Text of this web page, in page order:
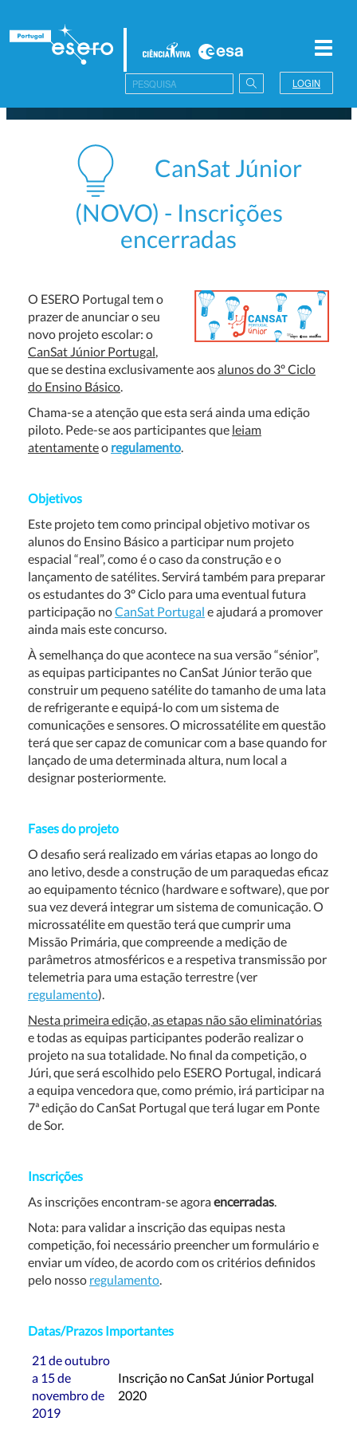
LOGIN
CanSat Júnior
(NOVO) - Inscrições
encerradas
O ESERO Portugal tem o
prazer de anunciar o seu
novo projeto escolar: o
CanSat Júnior Portugal,
que se destina exclusivamente aosalunos do 3º Ciclo
do Ensino Básico.
Chama-se a atenção que esta será ainda uma edição
piloto. Pede-se aos participantes que leiam
atentamenteo regulamento.
Objetivos
Este projeto tem como principal objetivo motivar os
alunos do Ensino Básico a participar num projeto
espacial “real”, como é o caso da construção e o
lançamento de satélites. Servirá também para preparar
os estudantes do 3º Ciclo para uma eventual futura
participação noCanSat Portugal e ajudará a promover
ainda mais este concurso.
À semelhança do que acontece na sua versão “sénior”,
as equipas participantes no CanSat Júnior terão que
construir um pequeno satélite do tamanho de uma lata
de refrigerante e equipá-lo com um sistema de
comunicações e sensores. O microssatélite em questão
terá que ser capaz de comunicar com a base quando for
lançado de uma determinada altura, num local a
designar posteriormente.
Fases do projeto
O desafio será realizado em várias etapas ao longo do
ano letivo, desde a construção de um paraquedas eficaz
ao equipamento técnico (hardware e software), que por
sua vez deverá integrar um sistema de comunicação. O
microssatélite em questão terá que cumprir uma
Missão Primária, que compreende a medição de
parâmetros atmosféricos e a respetiva transmissão por
telemetria para uma estação terrestre (ver
regulamento).
Nesta primeira edição, as etapas não são eliminatórias
e todas as equipas participantes poderão realizar o
projeto na sua totalidade. No final da competição, o
Júri, que será escolhido pelo ESERO Portugal, indicará
a equipa vencedora que, como prémio, irá participar na
7ª edição do CanSat Portugal que terá lugar em Ponte
de Sor.
Inscrições
As inscrições encontram-se agora encerradas.
Nota: para validar a inscrição das equipas nesta
competição, foi necessário preencher um formulário e
enviar um vídeo, de acordo com os critérios definidos
pelo nosso regulamento.
Datas/Prazos Importantes
21 de outubro
a 15 de
novembro de
2019
Inscrição no CanSat Júnior Portugal
2020